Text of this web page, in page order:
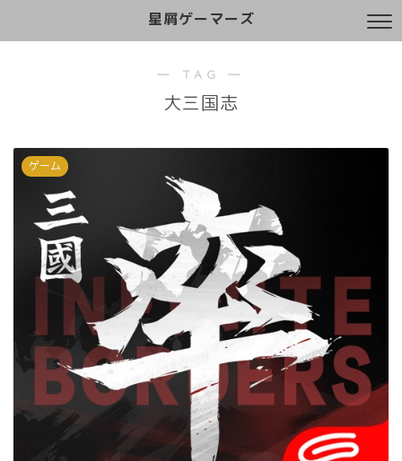
星屑ゲーマーズ
― TAG ―
大三国志
ゲーム